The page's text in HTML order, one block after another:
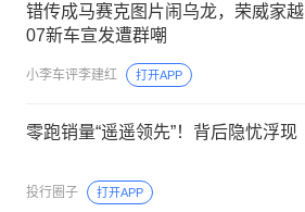
错传成马赛克图片闹乌龙，荣威家越
07新车宣发遭群嘲
小李车评李建红 打开APP
零跑销量“遥遥领先”！背后隐忧浮现
投行圈子 打开APP